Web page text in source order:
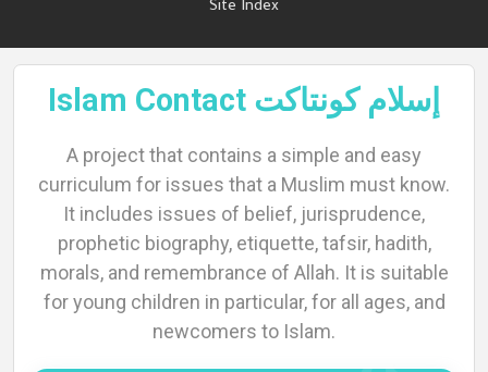
About
Site Index
Islam Contact إسلام كونتاكت
A project that contains a simple and easy
curriculum for issues that a Muslim must know.
It includes issues of belief, jurisprudence,
prophetic biography, etiquette, tafsir, hadith,
morals, and remembrance of Allah. It is suitable
for young children in particular, for all ages, and
newcomers to Islam.